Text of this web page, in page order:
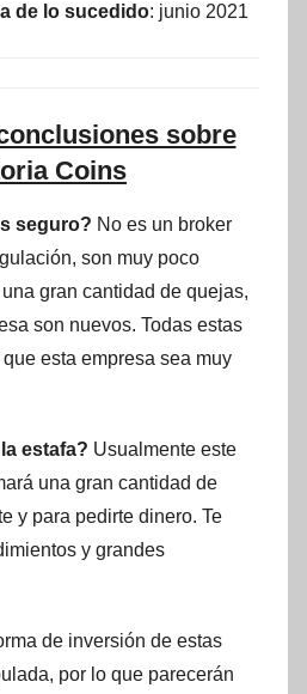
de lo sucedido: junio 2021
sobre
Coins
seguro? No es un broker
son muy poco
gran cantidad de quejas,
son nuevos. Todas estas
esta empresa sea muy
estafa? Usualmente este
una gran cantidad de
y para pedirte dinero. Te
y grandes
de inversión de estas
por lo que parecerán